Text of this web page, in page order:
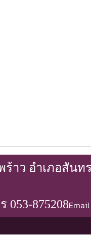
ว อำเภอสันท
053-875208